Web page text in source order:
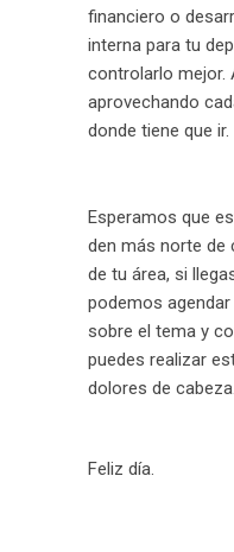
financiero o
interna para tu
controlarlo mejor.
aprovechando
donde tiene que ir.
Esperamos que
den más norte de
de tu área, si
podemos
sobre el tema y
puedes realizar
dolores de cabeza.
Feliz día.